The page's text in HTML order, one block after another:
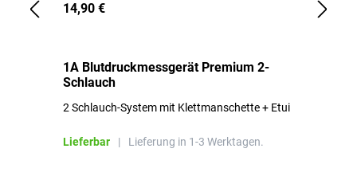
14,90 €
1A Blutdruckmessgerät Premium 2-
Schlauch
2 Schlauch-System mit Klettmanschette + Etui
Lieferbar | Lieferung in 1-3 Werktagen.